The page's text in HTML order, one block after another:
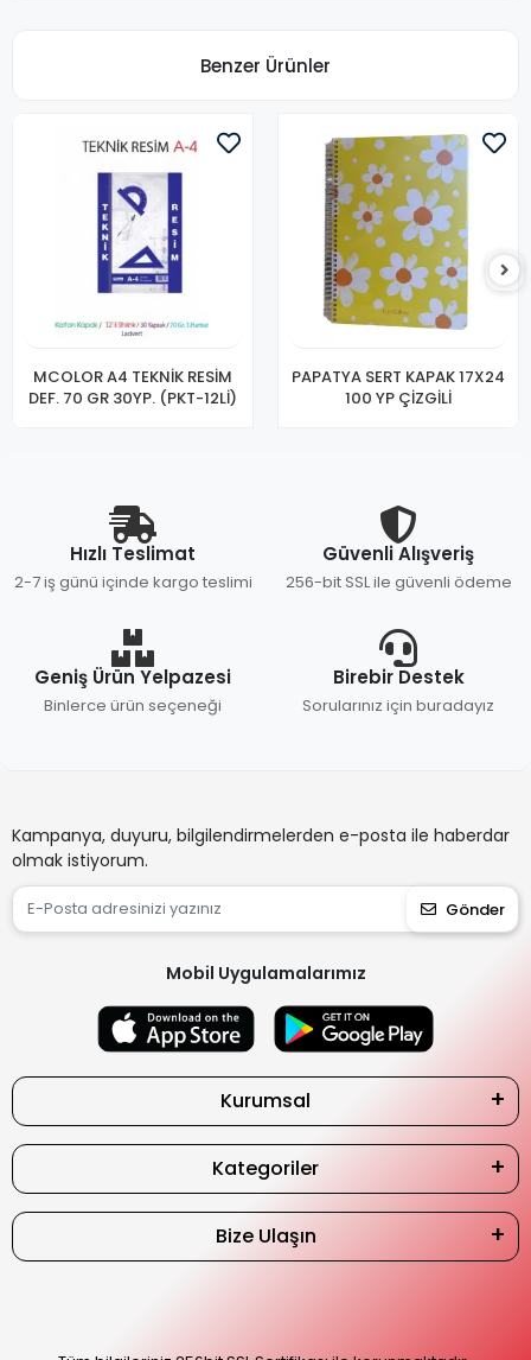
Benzer Ürünler
MCOLOR A4 TEKNİK RESİM
DEF. 70 GR 30YP. (PKT-12Lİ)
PAPATYA SERT KAPAK 17X24
100 YP ÇİZGİLİ
Hızlı Teslimat
2-7 iş günü içinde kargo teslimi
Güvenli Alışveriş
256-bit SSL ile güvenli ödeme
Geniş Ürün Yelpazesi
Binlerce ürün seçeneği
Birebir Destek
Sorularınız için buradayız
Kampanya, duyuru, bilgilendirmelerden e-posta ile haberdar
olmak istiyorum.
Gönder
Mobil Uygulamalarımız
Kurumsal
Kategoriler
Bize Ulaşın